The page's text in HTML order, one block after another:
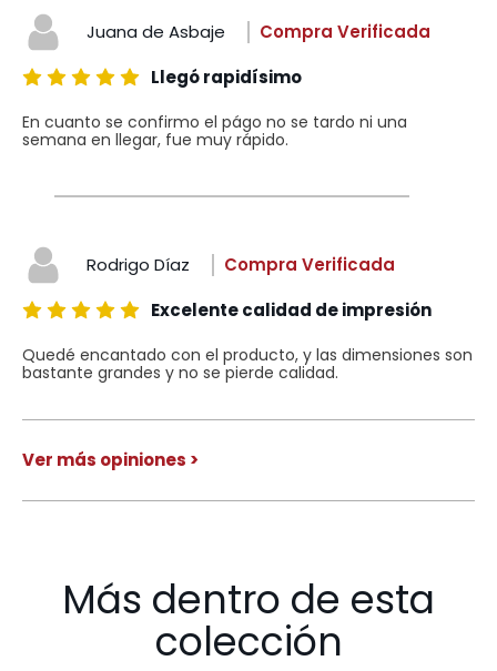
Juana de Asbaje
Compra Verificada
Llegó rapidísimo
En cuanto se confirmo el págo no se tardo ni una
semana en llegar, fue muy rápido.
Rodrigo Díaz
Compra Verificada
Excelente calidad de impresión
Quedé encantado con el producto, y las dimensiones son
bastante grandes y no se pierde calidad.
Ver más opiniones >
Más dentro de esta
colección